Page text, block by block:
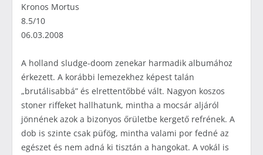
Kronos Mortus
8.5/10
06.03.2008
A holland sludge-doom zenekar harmadik albumához
érkezett. A korábbi lemezekhez képest talán
„brutálisabbá” és elrettentőbbé vált. Nagyon koszos
stoner riffeket hallhatunk, mintha a mocsár aljáról
jönnének azok a bizonyos őrületbe kergető refrének. A
dob is szinte csak püfög, mintha valami por fedné az
egészet és nem adná ki tisztán a hangokat. A vokál is